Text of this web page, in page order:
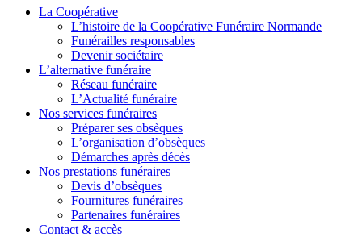
La Coopérative
L’histoire de la Coopérative Funéraire Normande
Funérailles responsables
Devenir sociétaire
L’alternative funéraire
Réseau funéraire
L’Actualité funéraire
Nos services funéraires
Préparer ses obsèques
L’organisation d’obsèques
Démarches après décès
Nos prestations funéraires
Devis d’obsèques
Fournitures funéraires
Partenaires funéraires
Contact & accès